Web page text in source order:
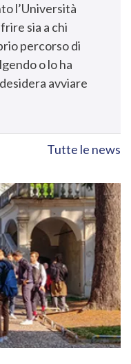
l’Università
sia a chi
percorso di
o lo ha
avviare
Tutte le news